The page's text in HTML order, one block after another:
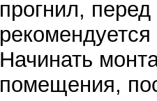
прогнил,
Начинать
помещения,